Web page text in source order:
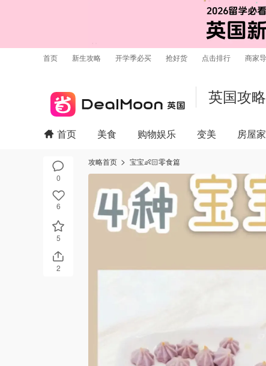
首页 新生攻略 开学季必买 抢好货 点击排行 商家
英国攻略
0
6
5
2
首页 美食 购物娱乐 变美 房屋
攻略首页 宝宝👶🏻零食篇